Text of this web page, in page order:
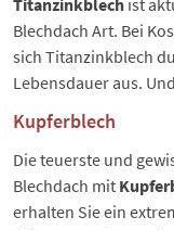
Blechdach Art. Bei
sich Titanzinkblech
Lebensdauer aus.
Kupferblech
Die teuerste und
Blechdach mit
erhalten Sie ein